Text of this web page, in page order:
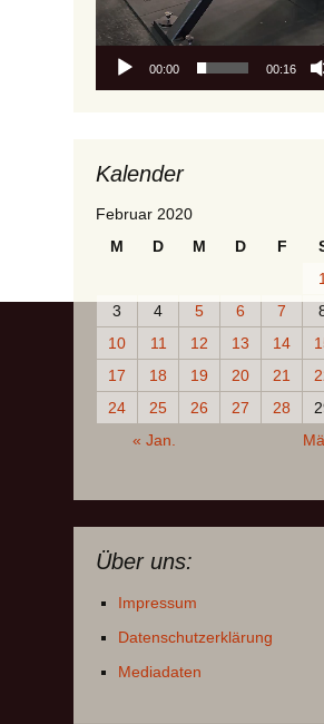
00:00 00:16
Kalender
Februar 2020
M
D M D F
1
3
4 5 6 7
10
11 12 13 14
17
18 19 20 21
24
25 26 27 28
« Jan.
Über uns:
Impressum
Datenschutzerklärung
Mediadaten